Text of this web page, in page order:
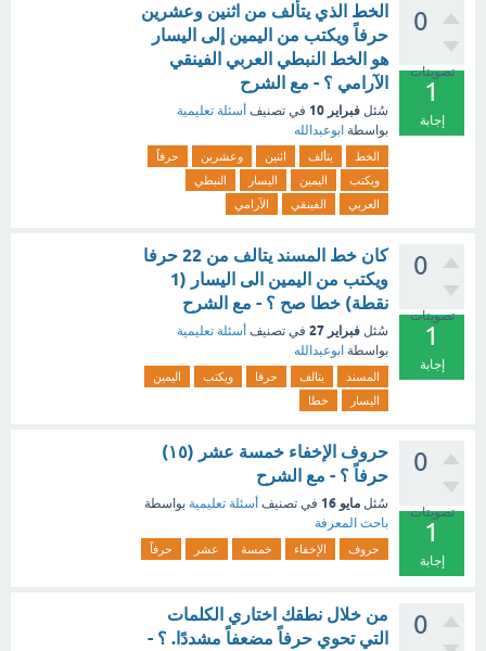
0
تصويتات
1
إجابة
الخط الذي يتألف من اثنين وعشرين
حرفاً ويكتب من اليمين إلى اليسار
هو الخط النبطي العربي الفينقي
الآرامي ؟ - مع الشرح
سُئل فبراير 10 في تصنيف أسئلة تعليمية
بواسطة ابوعبدالله
الخط يتألف اثنين وعشرين
حرفاً
ويكتب
اليمين اليسار
النبطي
العربي
الفينقي الآرامي
0
تصويتات
1
إجابة
كان خط المسند يتالف من 22 حرفا
ويكتب من اليمين الى اليسار (1
نقطة) خطا صح ؟ - مع الشرح
سُئل فبراير 27 في تصنيف أسئلة تعليمية
بواسطة ابوعبدالله
المسند يتالف حرفا ويكتب
اليمين
اليسار
خطا
0
تصويتات
1
إجابة
حروف الإخفاء خمسة عشر (١٥)
حرفاً ؟ - مع الشرح
سُئل مايو 16 في تصنيف أسئلة تعليمية بواسطة
باحث المعرفة
حروف الإخفاء خمسة عشر حرفاً
0
من خلال نطقك اختاري الكلمات
التي تحوي حرفاً مضعفاً مشددًا. ؟ -